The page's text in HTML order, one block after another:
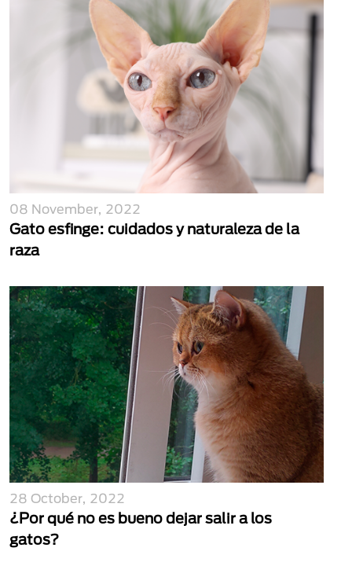
08 November, 2022
Gato esfinge: cuidados y naturaleza de la
raza
28 October, 2022
¿Por qué no es bueno dejar salir a los
gatos?